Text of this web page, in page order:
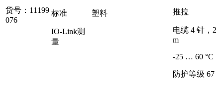
货号：11199
076
标准
IO-Link测
量
塑料 推拉
电缆 4 针，2
m
-25 … 60 °C
防护等级 67